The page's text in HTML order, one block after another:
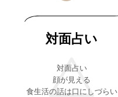
対面占い
対面占い
顔が見える
食生活の話は口にしづらい